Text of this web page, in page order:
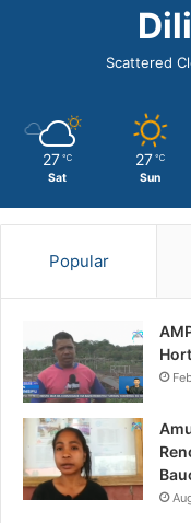
Dili
Scattered
27 ℃
Sat
27 ℃
Sun
Popular